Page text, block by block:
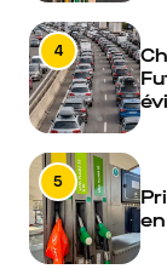
4
5